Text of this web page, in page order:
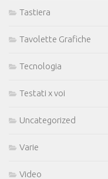
Tastiera
Tavolette Grafiche
Tecnologia
Testati x voi
Uncategorized
Varie
Video